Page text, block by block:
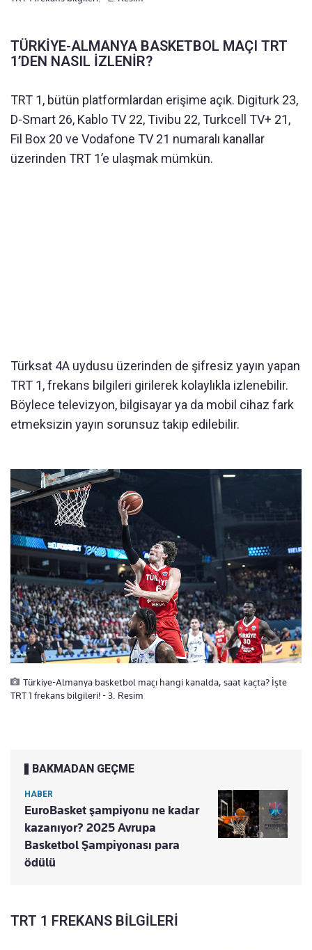
TÜRKİYE-ALMANYA BASKETBOL MAÇI TRT
1’DEN NASIL İZLENİR?
TRT 1, bütün platformlardan erişime açık. Digiturk 23,
D-Smart 26, Kablo TV 22, Tivibu 22, Turkcell TV+ 21,
Fil Box 20 ve Vodafone TV 21 numaralı kanallar
üzerinden TRT 1’e ulaşmak mümkün.
Türksat 4A uydusu üzerinden de şifresiz yayın yapan
TRT 1, frekans bilgileri girilerek kolaylıkla izlenebilir.
Böylece televizyon, bilgisayar ya da mobil cihaz fark
etmeksizin yayın sorunsuz takip edilebilir.
Türkiye-Almanya basketbol maçı hangi kanalda, saat kaçta? İşte
TRT 1 frekans bilgileri! - 3. Resim
BAKMADAN GEÇME
HABER
EuroBasket şampiyonu ne kadar
kazanıyor? 2025 Avrupa
Basketbol Şampiyonası para
ödülü
TRT 1 FREKANS BİLGİLERİ